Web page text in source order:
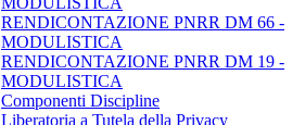
RENDICONTAZIONE PNRR DM 66 -
MODULISTICA
RENDICONTAZIONE PNRR DM 19 -
MODULISTICA
Componenti Discipline
Liberatoria a Tutela della Privacy